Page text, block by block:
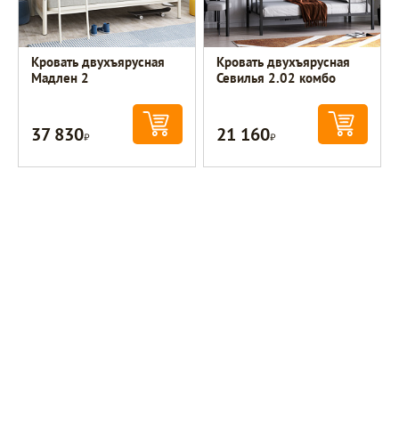
Кровать двухъярусная
Мадлен 2
37 830Р
Кровать двухъярусная
Севилья 2.02 комбо
21 160Р